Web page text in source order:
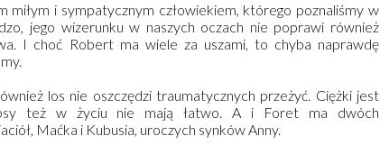
miłym i sympatycznym człowiekiem, którego poznaliśmy w
jego wizerunku w naszych oczach nie poprawi również
I choć Robert ma wiele za uszami, to chyba naprawdę
los nie oszczędzi traumatycznych przeżyć. Ciężki jest
też w życiu nie mają łatwo. A i Foret ma dwóch
Maćka i Kubusia, uroczych synków Anny.